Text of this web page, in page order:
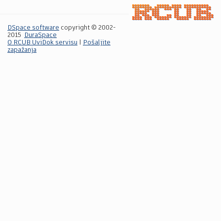
DSpace software copyright © 2002-
2015
DuraSpace
O RCUB UviDok servisu
Pošaljite
zapažanja